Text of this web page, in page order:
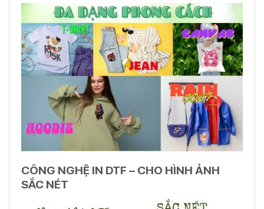
CÔNG NGHỆ IN DTF – CHO HÌNH ẢNH
SẮC NÉT